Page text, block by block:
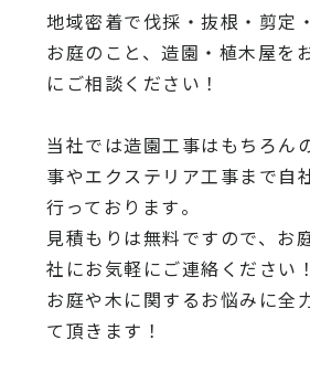
地域密着で伐採・抜根・剪定
お庭のこと、造園・ 植木屋を
にご相談ください！
当社では造園工事はもちろん
事やエクステリア工事まで自
行っております。
見積もりは無料ですので、 お
社にお気軽にご連絡ください！
お庭や木に関するお悩みに全
て頂きます！